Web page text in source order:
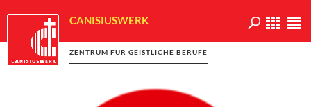
CANISIUSWERK
ZENTRUM FÜR GEISTLICHE BERUFE